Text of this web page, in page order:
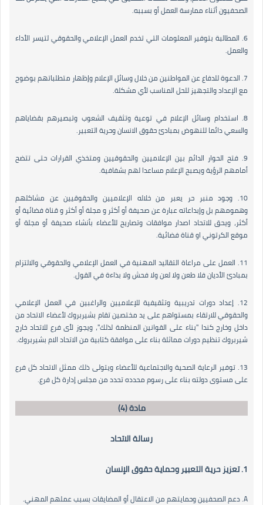
الصحفيون أثناء ممارسة العمل أو بسببه.
6. المطالبة بتوفير المعلومات التي تخدم العمل الإعلامي والحقوقي لتيسر الأداء
والعمل.
7. الدعوة للدفاع عن المواطنين من خلال وسائل الإعلام وإظهار متطلباتهم بوضوح
مع الإعداد والتجهيز للحل المناسب لأي مشكلة.
8. استخدام وسائل الإعلام في توعية وتثقيف الشعوب وتبصيرهم بقضاياهم
والسعي دائما للنهوض بمبادئ حقوق الانسان وحرية التعبير.
9. فتح الحوار الدائم بين الإعلاميين والحقوقيين ومتخذي القرارات حتى تتضح
أمامهم الرؤية ويصبح الإعلام مساعدا لهم بشفافية.
10. وجود منبر حر يعبر من خلاله الإعلاميين والحقوقيين عن مشاكلهم
وهمومهم بل وإبداعاته عبارة عن صحيفة أو أكثر و مجلة أو أكثر و قناة فضائية أو
أكثر، ويحق للاتحاد اصدار موافقات وتصاريح للأعضاء بأنشاء صحيفة أو مجلة أو
موقع الكرتوني او قناة فضائية.
11. العمل على مراعاة التقاليد المهنية في العمل الإعلامي والحقوقي والالتزام
بمبادئ الأديان فلا طعن ولا لعن ولا فحش ولا بذاءة في القول.
12. إعداد دورات تدريبية وتثقيفية للإعلاميين والراغبين في العمل الإعلامي
والحقوقي للارتقاء بمستواهم على يد مختصين تقام بشيربروك لأعضاء الاتحاد من
داخل وخارج كندا "بناء على القوانين المنظمة لذلك"، ويجوز لأى فرع للاتحاد خارج
شيربروك تنظيم دورات مماثلة بناء على موافقة كتابية من الاتحاد الام بشيربروك.
13. توفير الرعاية الصحية والاجتماعية للأعضاء ويتولى ذلك ممثل الاتحاد كل فرع
على مستوى دولته بناء على رسوم محدده تحدد من مجلس إدارة كل فرع.
مادة (4)
رسالة الاتحاد
1. تعزيز حرية التعبير وحماية حقوق الإنسان
A. دعم الصحفيين وحمايتهم من الاعتقال أو المضايقات بسبب عملهم المهني.